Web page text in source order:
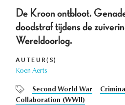
De Kroon ontbloot.
doodstraf tijdens de
Wereldoorlog.
AUTEUR(S)
Koen Aerts
Second World War
Collaboration (WWII)